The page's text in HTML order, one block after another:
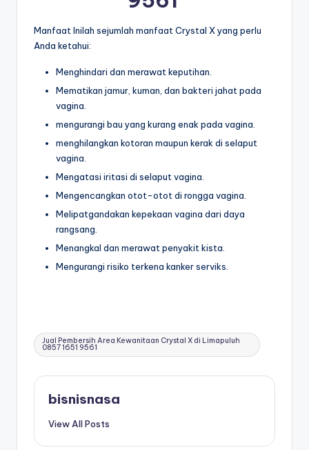
Manfaat Inilah sejumlah manfaat Crystal X yang perlu
Anda ketahui:
Menghindari dan merawat keputihan.
Mematikan jamur, kuman, dan bakteri jahat pada
vagina.
mengurangi bau yang kurang enak pada vagina.
menghilangkan kotoran maupun kerak di selaput
vagina.
Mengatasi iritasi di selaput vagina.
Mengencangkan otot-otot di rongga vagina.
Melipatgandakan kepekaan vagina dari daya
rangsang.
Menangkal dan merawat penyakit kista.
Mengurangi risiko terkena kanker serviks.
Tags:
Jual Pembersih Area Kewanitaan Crystal X di Limapuluh
0857 1651 9561
bisnisnasa
View All Posts